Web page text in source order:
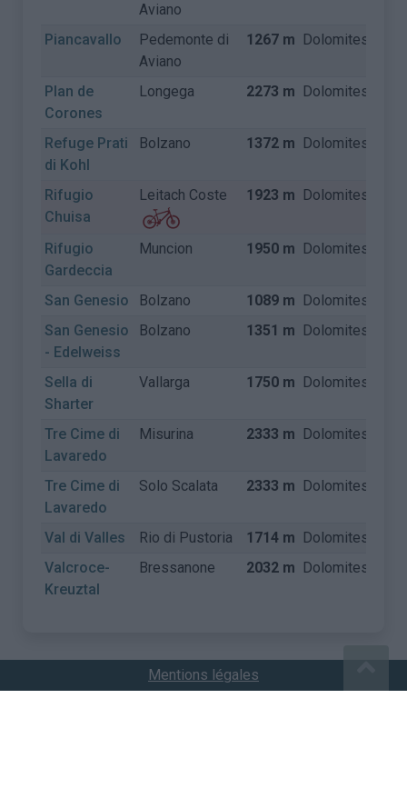
Aviano
Piancavallo
Pedemonte di
Aviano
1267 m Dolomites
Plan de
Corones
Longega 2273 m Dolomites
Refuge Prati
di Kohl
Bolzano 1372 m Dolomites
Rifugio
Chuisa
Leitach Coste 1923 m Dolomites
Rifugio
Gardeccia
Muncion 1950 m Dolomites
San Genesio Bolzano 1089 m Dolomites
San Genesio
- Edelweiss
Bolzano 1351 m Dolomites
Sella di
Sharter
Vallarga 1750 m Dolomites
Tre Cime di
Lavaredo
Misurina 2333 m Dolomites
Tre Cime di
Lavaredo
Solo Scalata 2333 m Dolomites
Val di Valles Rio di Pustoria 1714 m Dolomites
Valcroce-
Kreuztal
Bressanone 2032 m Dolomites
Mentions légales